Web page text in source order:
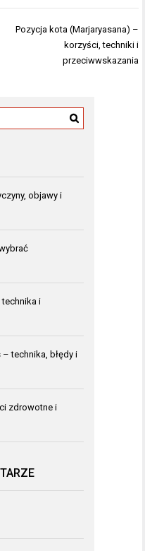
Pozycja kota (Marjaryasana) –
korzyści, techniki i
przeciwwskazania
objawy i
i
technika, błędy i
zdrowotne i